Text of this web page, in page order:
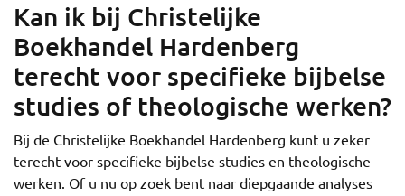
Kan ik bij Christelijke
Boekhandel Hardenberg
terecht voor specifieke bijbelse
studies of theologische werken?
Bij de Christelijke Boekhandel Hardenberg kunt u zeker
terecht voor specifieke bijbelse studies en theologische
werken. Of u nu op zoek bent naar diepgaande analyses